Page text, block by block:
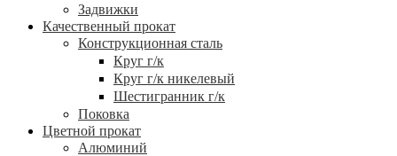
Задвижки
Качественный прокат
Конструкционная сталь
Круг г/к
Круг г/к никелевый
Шестигранник г/к
Поковка
Цветной прокат
Алюминий